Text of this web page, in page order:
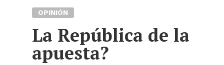
OPINIÓN
La República de la
apuesta?